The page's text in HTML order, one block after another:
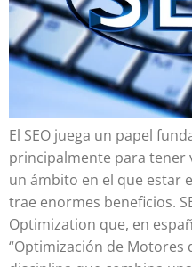
El SEO juega un papel
principalmente para tener
un ámbito en el que estar
trae enormes beneficios.
Optimization que, en
“Optimización de Motores